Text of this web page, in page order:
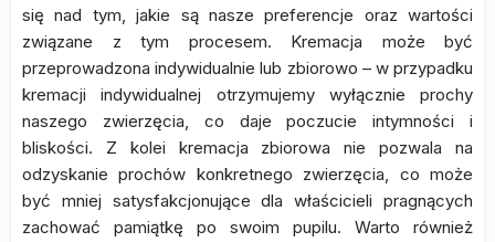
się nad tym, jakie są nasze preferencje oraz wartości
związane z tym procesem. Kremacja może być
przeprowadzona indywidualnie lub zbiorowo – w przypadku
kremacji indywidualnej otrzymujemy wyłącznie prochy
naszego zwierzęcia, co daje poczucie intymności i
bliskości. Z kolei kremacja zbiorowa nie pozwala na
odzyskanie prochów konkretnego zwierzęcia, co może
być mniej satysfakcjonujące dla właścicieli pragnących
zachować pamiątkę po swoim pupilu. Warto również